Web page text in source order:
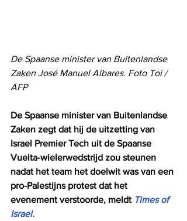
De Spaanse minister van Buitenlandse
Zaken José Manuel Albares. Foto Toi /
AFP
De Spaanse minister van Buitenlandse
Zaken zegt dat hij de uitzetting van
Israel Premier Tech uit de Spaanse
Vuelta-wielerwedstrijd zou steunen
nadat het team het doelwit was van een
pro-Palestijns protest dat het
evenement verstoorde, meldt Times of
Israel.